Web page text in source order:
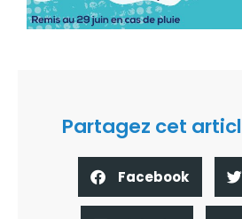
Partagez cet
Facebook